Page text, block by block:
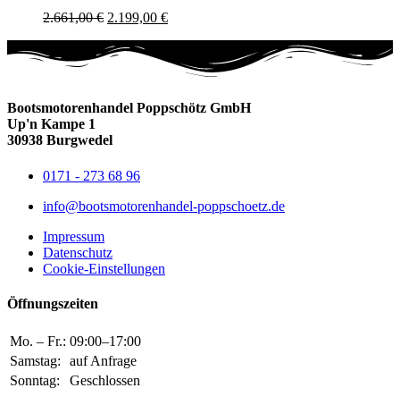
2.661,00€ 2.199,00 €
Bootsmotorenhandel Poppschötz GmbH
Up'n Kampe 1
30938 Burgwedel
0171 - 273 68 96
info@bootsmotorenhandel-poppschoetz.de
Impressum
Datenschutz
Cookie-Einstellungen
Öffnungszeiten
Mo. – Fr.: 09:00–17:00
Samstag:
auf Anfrage
Sonntag:
Geschlossen